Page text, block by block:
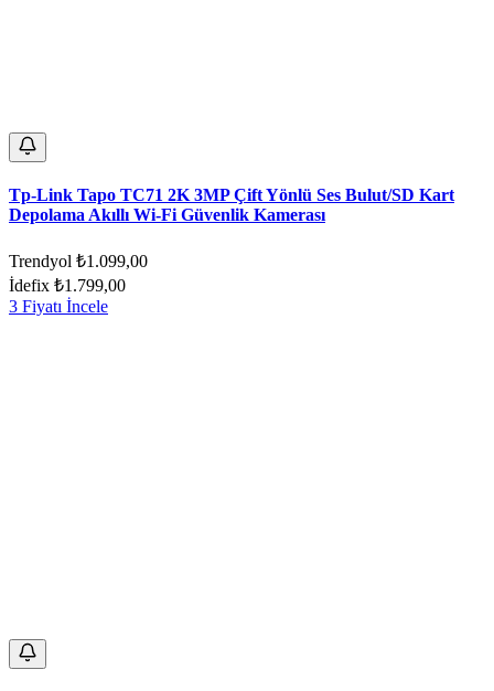
Tp-Link Tapo TC71 2K 3MP Çift Yönlü Ses Bulut/SD Kart
Depolama Akıllı Wi-Fi Güvenlik Kamerası
Trendyol ₺1.099,00
İdefix ₺1.799,00
3 Fiyatı İncele